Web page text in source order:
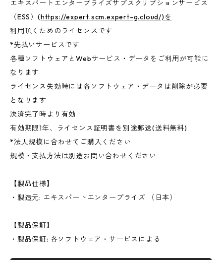
エキスパートエンタープライズサブスクリプションサービス
（ESS）(https://expert.scm.expert-g.cloud/)を
利用頂くためのライセンスです
*先払いサービスです
各種ソフトウェアとWebサービス・データをご利用が可能に
なります
ライセンス失効時には各ソフトウェア・データは削除が必要
となります
決済完了時より有効
有効期限1年、ライセンス証明書を別途郵送(送料無料)
*法人規模に合わせてご購入ください
規模・支払方法は別途お問い合わせください
【製品仕様】
・製造元: エキスパートエンタープライズ （日本）
【製品保証】
・製品保証: 各ソフトウェア・サービスによる